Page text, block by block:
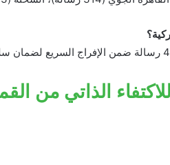
الذاتي من